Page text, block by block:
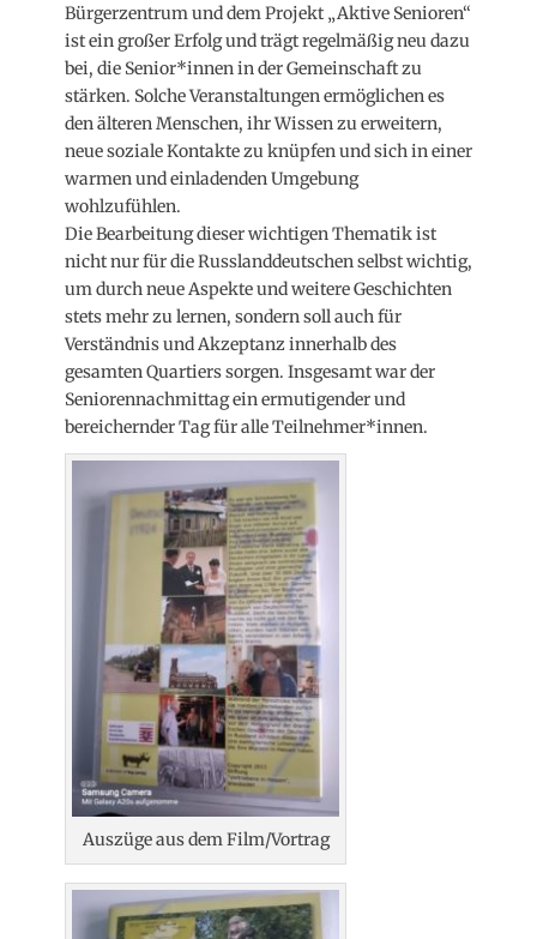
Bürgerzentrum und dem Projekt „Aktive Senioren“
ist ein großer Erfolg und trägt regelmäßig neu dazu
bei, die Senior*innen in der Gemeinschaft zu
stärken. Solche Veranstaltungen ermöglichen es
den älteren Menschen, ihr Wissen zu erweitern,
neue soziale Kontakte zu knüpfen und sich in einer
warmen und einladenden Umgebung
wohlzufühlen.
Die Bearbeitung dieser wichtigen Thematik ist
nicht nur für die Russlanddeutschen selbst wichtig,
um durch neue Aspekte und weitere Geschichten
stets mehr zu lernen, sondern soll auch für
Verständnis und Akzeptanz innerhalb des
gesamten Quartiers sorgen. Insgesamt war der
Seniorennachmittag ein ermutigender und
bereichernder Tag für alle Teilnehmer*innen.
Auszüge aus dem Film/Vortrag